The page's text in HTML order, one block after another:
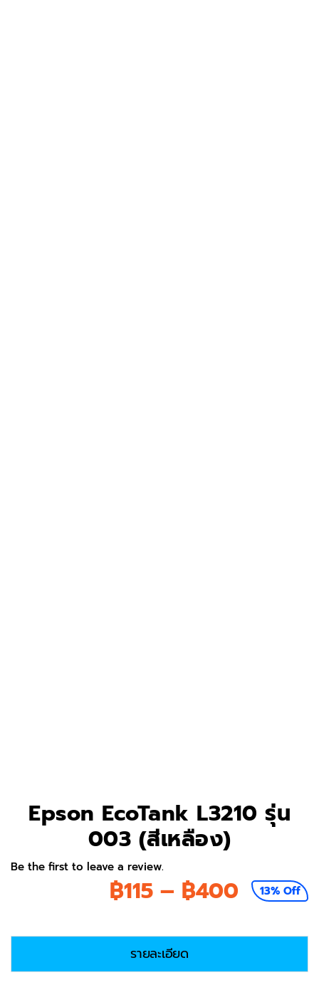
Epson EcoTank L3210 รุ่น
003 (สีเหลือง)
Be the first to leave a review.
฿115 – ฿400Price
13% Off
รายละเอียด